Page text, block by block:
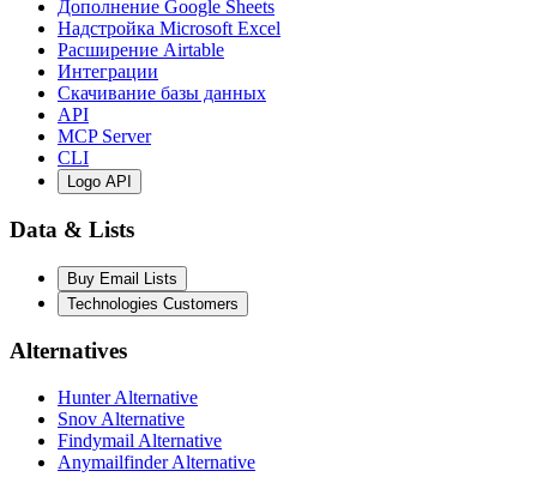
Дополнение Google Sheets
Надстройка Microsoft Excel
Расширение Airtable
Интеграции
Скачивание базы данных
API
MCP Server
CLI
Logo API
Data & Lists
Buy Email Lists
Technologies Customers
Alternatives
Hunter Alternative
Snov Alternative
Findymail Alternative
Anymailfinder Alternative